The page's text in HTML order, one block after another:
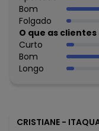
julho/2026
junho/2026
maio/2026
abril/2026
março/2026
fevereiro/2026
Bom
Folgado
O que as
Curto
Bom
Longo
CRISTIANE - ITAQUAQUECETUBA -